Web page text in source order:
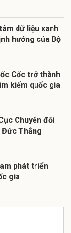
dữ liệu xanh
hướng của Bộ
Cốc trở thành
kiếm quốc gia
Chuyển đổi
Đức Thắng
phát triển
gia